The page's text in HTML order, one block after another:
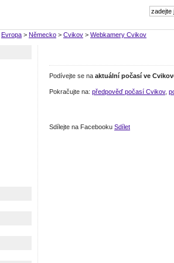
Evropa > Německo > Cvikov > Webkamery Cvikov
Podívejte se na aktuální počasí ve
Pokračujte na: předpověď počasí Cvikov,
Sdílejte na Facebooku Sdílet